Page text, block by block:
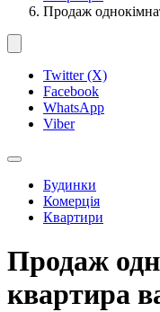
Продаж
Twitter (X)
Facebook
WhatsApp
Viber
Будинки
Комерція
Квартири
Продаж
квартира